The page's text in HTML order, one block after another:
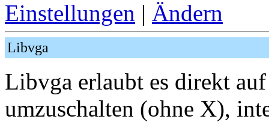
Einstellungen | Ändern
Libvga
Libvga erlaubt es direkt
umzuschalten (ohne X),